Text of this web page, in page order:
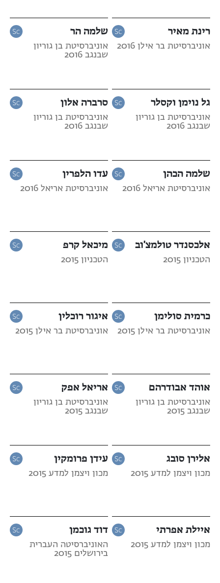
רינת מאיר
אוניברסיטת בר אילן 2016
שלמה הר
אוניברסיטת בן גוריון
שבנגב 2016
גל נוימן וקסלר
אוניברסיטת בן גוריון
שבנגב 2016
סרברה אלון
אוניברסיטת בן גוריון
שבנגב 2016
שלמה הכהן
אוניברסיטת אריאל 2016
עדו הלפרין
אוניברסיטת אריאל 2016
אלכסנדר טולמצ'וב
הטכניון 2015
מיכאל קרפ
הטכניון 2015
כרמית סולימן
אוניברסיטת בר אילן 2015
איגור רוכלין
אוניברסיטת בר אילן 2015
אוהד אבודרהם
אוניברסיטת בן גוריון
שבנגב 2015
אריאל אפק
אוניברסיטת בן גוריון
שבנגב 2015
אלירן סובג
מכון ויצמן למדע 2015
עידן פרומקין
מכון ויצמן למדע 2015
איילת אפרתי
מכון ויצמן למדע 2015
דוד גוכמן
האוניברסיטה העברית
בירושלים 2015